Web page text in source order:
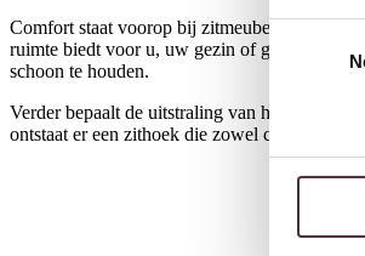
Comfort staat voorop bij zitmeubelen: een
ruimte biedt voor u, uw gezin of gasten, maar
schoon te houden.
Verder bepaalt de uitstraling van het
ontstaat er een zithoek die zowel comfortabel